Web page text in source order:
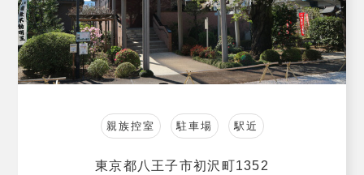
親族控室 駐車場 駅近
東京都八王子市初沢町1352